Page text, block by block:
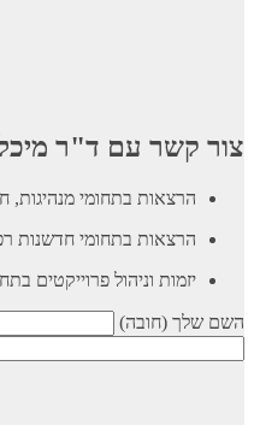
צור קשר עם ד"ר
הרצאות בתחומי מנהיגות,
הרצאות בתחומי חדשנות
יזמות וניהול פרוייקטים
השם שלך (חובה)